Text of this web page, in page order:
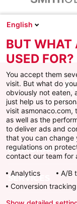
AS MONACO
SERVICES
English
BUT WHAT
USED FOR?
You accept them
visit. But what do
obviously not eaten,
just help us to
visit asmonaco.com,
as well as the
to deliver ads and
that you can change
regulations on
contact our team for
Analytics
A/B
Conversion tracking